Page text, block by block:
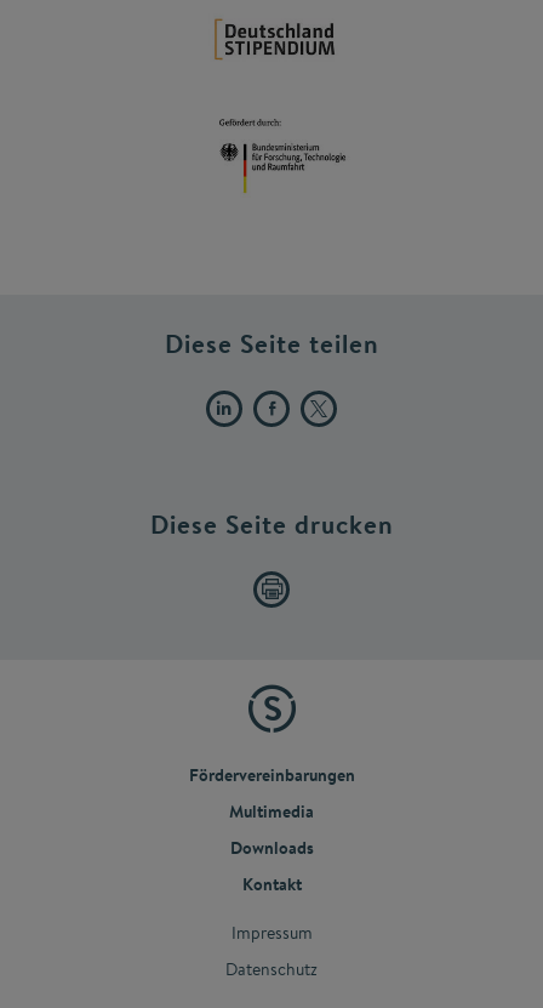
Diese Seite teilen
Diese Seite drucken
Fördervereinbarungen
Multimedia
Downloads
Kontakt
Impressum
Datenschutz